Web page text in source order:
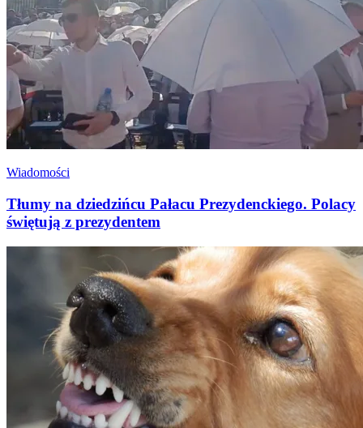
Wiadomości
Tłumy na dziedzińcu Pałacu Prezydenckiego. Polacy
świętują z prezydentem